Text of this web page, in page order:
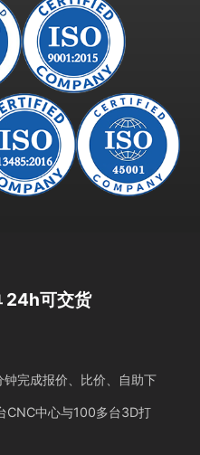
24h可交货
完成报价、比价、自助下
CNC中心与100多台3D打